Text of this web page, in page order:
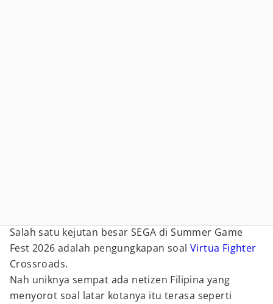
Salah satu kejutan besar SEGA di Summer Game
Fest 2026 adalah pengungkapan soal Virtua Fighter
Crossroads.
Nah uniknya sempat ada netizen Filipina yang
menyorot soal latar kotanya itu terasa seperti